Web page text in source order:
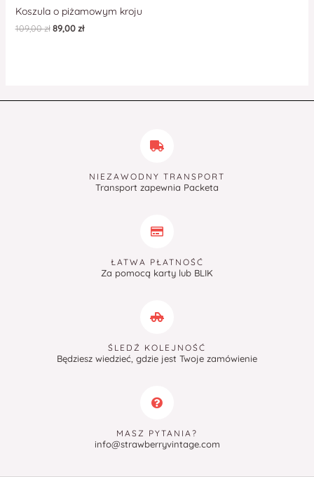
Koszula o piżamowym kroju
109,00zł 89,00zł
NIEZAWODNY TRANSPORT
Transport zapewnia Packeta
ŁATWA PŁATNOŚĆ
Za pomocą karty lub BLIK
ŚLEDŹ KOLEJNOŚĆ
Będziesz wiedzieć, gdzie jest Twoje zamówienie
MASZ PYTANIA?
info@strawberryvintage.com